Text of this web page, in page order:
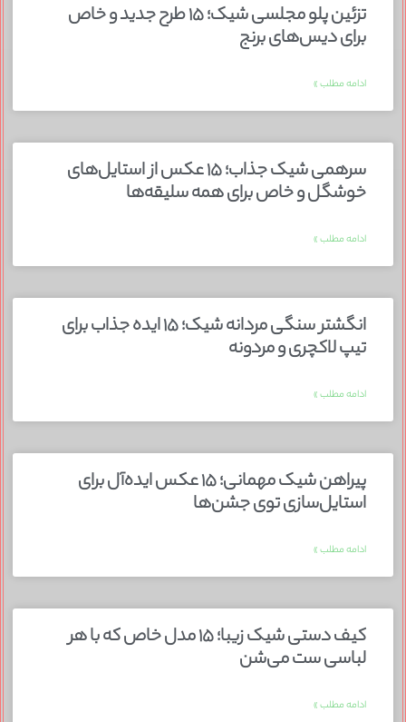
تزئین پلو مجلسی شیک؛ ۱۵ طرح جدید و خاص
برای دیس‌های برنج
ادامه مطلب »
سرهمی شیک جذاب؛ ۱۵ عکس از استایل‌های
خوشگل و خاص برای همه سلیقه‌ها
ادامه مطلب »
انگشتر سنگی مردانه شیک؛ ۱۵ ایده جذاب برای
تیپ لاکچری و مردونه
ادامه مطلب »
پیراهن شیک مهمانی؛ ۱۵ عکس ایده‌آل برای
استایل‌سازی توی جشن‌ها
ادامه مطلب »
کیف دستی شیک زیبا؛ ۱۵ مدل خاص که با هر
لباسی ست می‌شن
ادامه مطلب »